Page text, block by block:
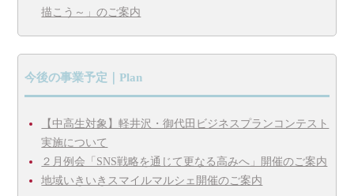
描こう～」のご案内
今後の事業予定｜Plan
【中高生対象】軽井沢・御代田ビジネスプランコンテスト
実施について
２月例会「SNS戦略を通じて更なる高みへ」開催のご案内
地域いきいきスマイルマルシェ開催のご案内